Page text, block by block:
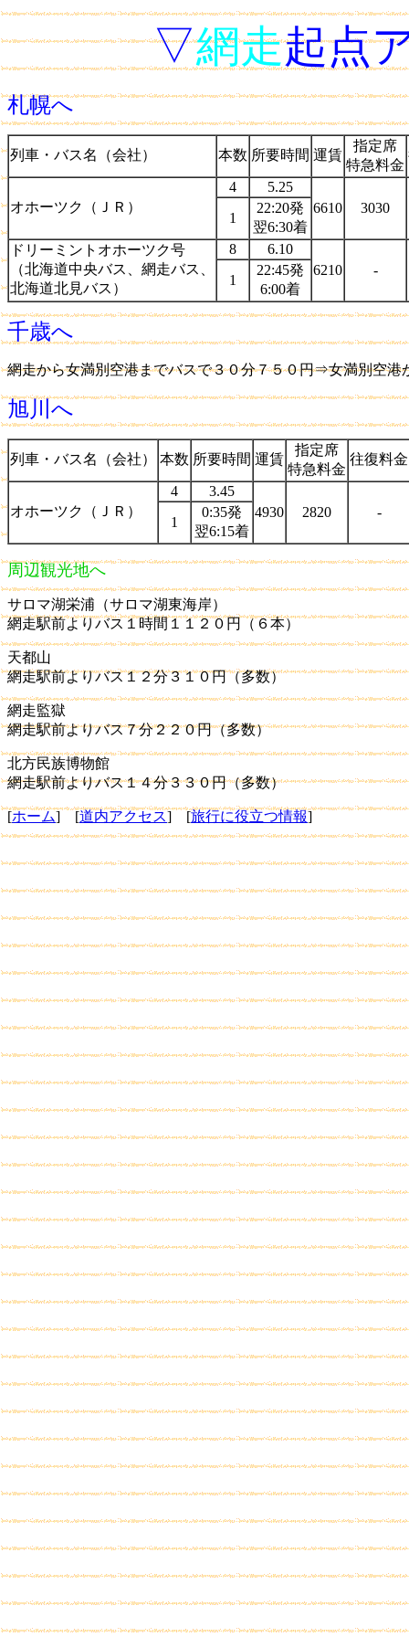
▽網走起点
札幌へ
列車・バス名（会社） 本数 所要時間 運賃
指定席
特急料金
オホーツク（ＪＲ）
4
5.25
6610
3030
1
22:20発
翌6:30着
ドリーミントオホーツク号
（北海道中央バス、網走バス、
北海道北見バス）
8
6.10
6210
-
1
22:45発
6:00着
千歳へ
網走から女満別空港までバスで３０分７５０円⇒女満別空港
旭川へ
列車・バス名（会社） 本数 所要時間 運賃
指定席
特急料金
往復料金
オホーツク（ＪＲ）
4
3.45
4930
2820 -
1
0:35発
翌6:15着
周辺観光地へ
サロマ湖栄浦（サロマ湖東海岸）
網走駅前よりバス１時間１１２０円（６本）
天都山
網走駅前よりバス１２分３１０円（多数）
網走監獄
網走駅前よりバス７分２２０円（多数）
北方民族博物館
網走駅前よりバス１４分３３０円（多数）
[ホーム] [道内アクセス] [旅行に役立つ情報]